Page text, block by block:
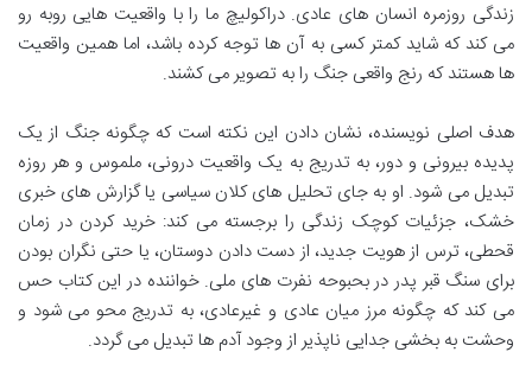
زندگی روزمره انسان های عادی. دراکولیچ ما را با واقعیت هایی روبه رو
می کند که شاید کمتر کسی به آن ها توجه کرده باشد، اما همین واقعیت
ها هستند که رنج واقعی جنگ را به تصویر می کشند.
هدف اصلی نویسنده، نشان دادن این نکته است که چگونه جنگ از یک
پدیده بیرونی و دور، به تدریج به یک واقعیت درونی، ملموس و هر روزه
تبدیل می شود. او به جای تحلیل های کلان سیاسی یا گزارش های خبری
خشک، جزئیات کوچک زندگی را برجسته می کند: خرید کردن در زمان
قحطی، ترس از هویت جدید، از دست دادن دوستان، یا حتی نگران بودن
برای سنگ قبر پدر در بحبوحه نفرت های ملی. خواننده در این کتاب حس
می کند که چگونه مرز میان عادی و غیرعادی، به تدریج محو می شود و
وحشت به بخشی جدایی ناپذیر از وجود آدم ها تبدیل می گردد.